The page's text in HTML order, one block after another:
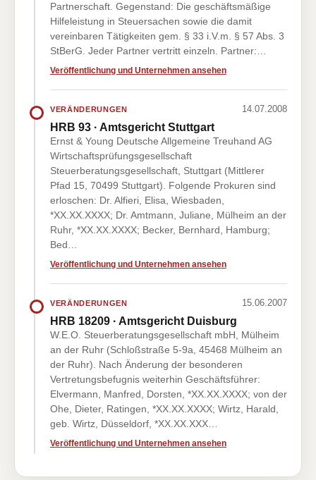
Partnerschaft. Gegenstand: Die geschäftsmäßige
Hilfeleistung in Steuersachen sowie die damit
vereinbaren Tätigkeiten gem. § 33 i.V.m. § 57 Abs. 3
StBerG. Jeder Partner vertritt einzeln. Partner:…
Veröffentlichung und Unternehmen ansehen
VERÄNDERUNGEN 14.07.2008
HRB 93 · Amtsgericht Stuttgart
Ernst & Young Deutsche Allgemeine Treuhand AG
Wirtschaftsprüfungsgesellschaft
Steuerberatungsgesellschaft, Stuttgart (Mittlerer
Pfad 15, 70499 Stuttgart). Folgende Prokuren sind
erloschen: Dr. Alfieri, Elisa, Wiesbaden,
*XX.XX.XXXX; Dr. Amtmann, Juliane, Mülheim an der
Ruhr, *XX.XX.XXXX; Becker, Bernhard, Hamburg;
Bed…
Veröffentlichung und Unternehmen ansehen
VERÄNDERUNGEN 15.06.2007
HRB 18209 · Amtsgericht Duisburg
W.E.O. Steuerberatungsgesellschaft mbH, Mülheim
an der Ruhr (Schloßstraße 5-9a, 45468 Mülheim an
der Ruhr). Nach Änderung der besonderen
Vertretungsbefugnis weiterhin Geschäftsführer:
Elvermann, Manfred, Dorsten, *XX.XX.XXXX; von der
Ohe, Dieter, Ratingen, *XX.XX.XXXX; Wirtz, Harald,
geb. Wirtz, Düsseldorf, *XX.XX.XXX…
Veröffentlichung und Unternehmen ansehen